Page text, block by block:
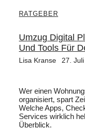
RATGEBER
Umzug Digital
Und Tools Für
Lisa Kranse 27.
Wer einen
organisiert, spart
Welche Apps,
Services wirklich
Überblick.